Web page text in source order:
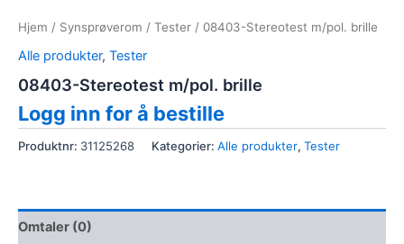
Hjem / Synsprøverom / Tester / 08403-Stereotest m/pol. brille
Alle produkter, Tester
08403-Stereotest m/pol. brille
Logg inn for å bestille
Produktnr: 31125268 Kategorier: Alle produkter, Tester
Omtaler (0)